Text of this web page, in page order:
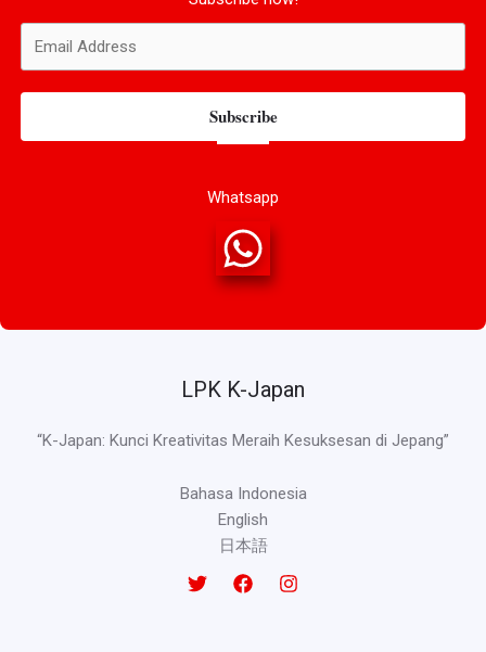
Subscribe
Whatsapp
LPK K-Japan
“K-Japan: Kunci Kreativitas Meraih Kesuksesan di Jepang”
Bahasa Indonesia
English
日本語